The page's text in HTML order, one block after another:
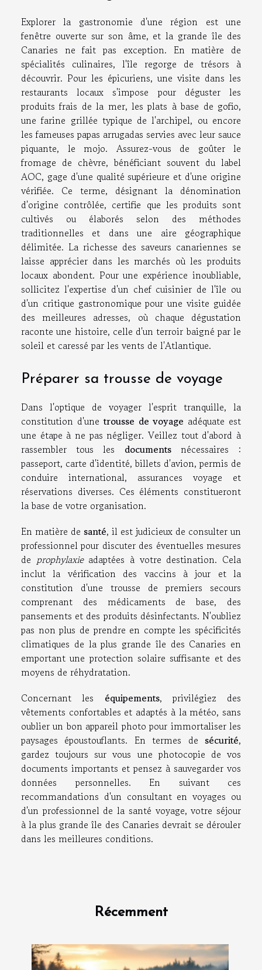
Explorer la gastronomie d'une région est une
fenêtre ouverte sur son âme, et la grande île des
Canaries ne fait pas exception. En matière de
spécialités culinaires, l'île regorge de trésors à
découvrir. Pour les épicuriens, une visite dans les
restaurants locaux s'impose pour déguster les
produits frais de la mer, les plats à base de gofio,
une farine grillée typique de l'archipel, ou encore
les fameuses papas arrugadas servies avec leur sauce
piquante, le mojo. Assurez-vous de goûter le
fromage de chèvre, bénéficiant souvent du label
AOC, gage d'une qualité supérieure et d'une origine
vérifiée. Ce terme, désignant la dénomination
d'origine contrôlée, certifie que les produits sont
cultivés ou élaborés selon des méthodes
traditionnelles et dans une aire géographique
délimitée. La richesse des saveurs canariennes se
laisse apprécier dans les marchés où les produits
locaux abondent. Pour une expérience inoubliable,
sollicitez l'expertise d'un chef cuisinier de l'île ou
d'un critique gastronomique pour une visite guidée
des meilleures adresses, où chaque dégustation
raconte une histoire, celle d'un terroir baigné par le
soleil et caressé par les vents de l'Atlantique.
Préparer sa trousse de voyage
Dans l'optique de voyager l'esprit tranquille, la
constitution d'unetrousse de voyage adéquate est
une étape à ne pas négliger. Veillez tout d'abord à
rassembler tous les documentsnécessaires :
passeport, carte d'identité, billets d'avion, permis de
conduire international, assurances voyage et
réservations diverses. Ces éléments constitueront
la base de votre organisation.
En matière de santé, il est judicieux de consulter un
professionnel pour discuter des éventuelles mesures
de prophylaxieadaptées à votre destination. Cela
inclut la vérification des vaccins à jour et la
constitution d'une trousse de premiers secours
comprenant des médicaments de base, des
pansements et des produits désinfectants. N'oubliez
pas non plus de prendre en compte les spécificités
climatiques de la plus grande île des Canaries en
emportant une protection solaire suffisante et des
moyens de réhydratation.
Concernant les équipements, privilégiez des
vêtements confortables et adaptés à la météo, sans
oublier un bon appareil photo pour immortaliser les
paysages époustouflants. En termes de sécurité,
gardez toujours sur vous une photocopie de vos
documents importants et pensez à sauvegarder vos
données personnelles. En suivant ces
recommandations d'un consultant en voyages ou
d'un professionnel de la santé voyage, votre séjour
à la plus grande île des Canaries devrait se dérouler
dans les meilleures conditions.
Récemment